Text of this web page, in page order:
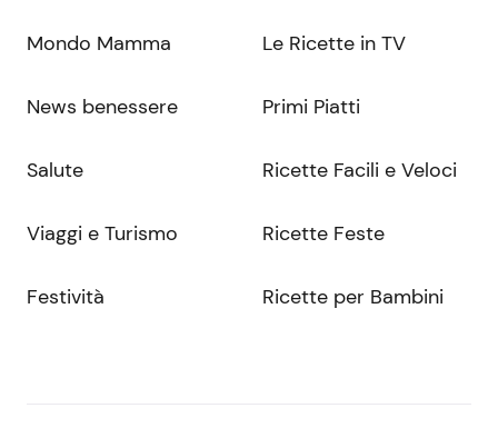
Mondo Mamma
News benessere
Salute
Viaggi e Turismo
Festività
Le Ricette in TV
Primi Piatti
Ricette Facili e Veloci
Ricette Feste
Ricette per Bambini